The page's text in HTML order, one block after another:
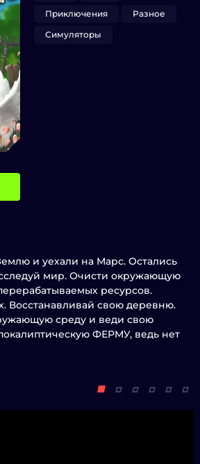
Приключения
Разное
Симуляторы
и уехали на Марс. Остались
мир. Очисти окружающую
ресурсов.
Восстанавливай свою деревню.
среду и веди свою
ФЕРМУ, ведь нет